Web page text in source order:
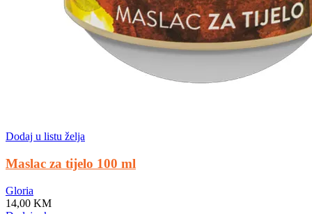
Dodaj u listu želja
Maslac za tijelo 100 ml
Gloria
14,00 KM